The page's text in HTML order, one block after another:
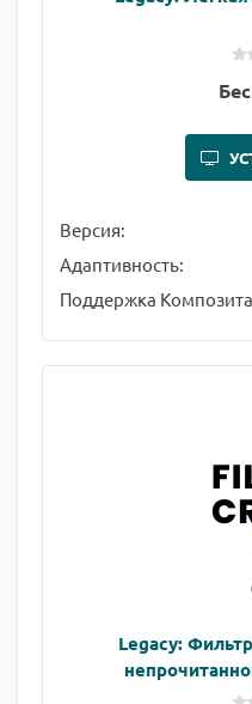
Версия:
Адаптивность:
Поддержка
Legacy: